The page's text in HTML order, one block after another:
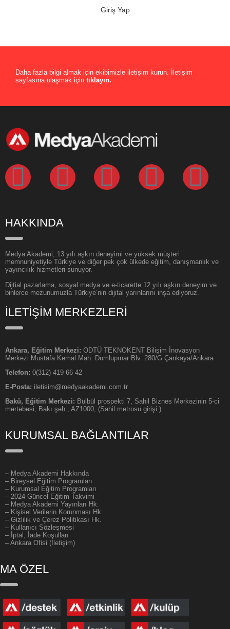
Giriş Yap
Daha fazla bilgi almak için ekibimizle iletişim kurun. İletişim
sayfasına ulaşmak için tıklayın.
HAKKINDA
Medya Akademi, 13 yılı aşkın deneyimi ve yüksek müşteri
memnuniyetiyle Türkiye ve diğer pek çok ülkede eğitim, danışmanlık ve
yayıncılık hizmetleri sunuyor.
Dijtial pazarlama, sosyal medya ve e-ticarette 12 yılı aşkın deneyim ve
binlerce mezunumuzla Türkiye’nin dijital yarınlarını inşa ediyoruz.
İLETİŞİM MERKEZLERİ
Ankara, Eğitim Merkezi: ODTÜ TEKNOKENT Bilişim İnovasyon
Merkezi Mustafa Kemal Mah. Dumlupınar Blv. 280/G Çankaya/Ankara
Telefon: 0(312) 419 66 42
E-Posta: iletisim@medyaakademi.com.tr
Bakü, Eğitim Merkezi: Bülbül prospekti 7, Sahil Biznes Mərkəzinin 5-ci
mərtəbəsi, Bakı şəh., AZ1000, (Sahil metrosu girişi.)
KURUMSAL BAĞLANTILAR
– Medya Akademi Hakkında
– Bireysel Eğitim Programları
– Kurumsal Eğitim Programları
– 2024 Güncel Eğitim Takvimi
– Medya Akademi Yayınları Hk.
– Kişisel Verilerin Korunması Hk.
– Gizlilik ve Çerez Politikası Hk.
– Kullanıcı Sözleşmesi
– İptal, İade Koşulları
– Ankara Ofisi (İletişim)
MA ÖZEL